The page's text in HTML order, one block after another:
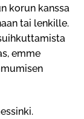
korun kanssa
tai lenkille.
emme